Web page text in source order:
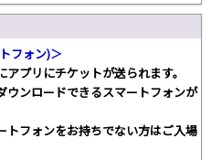
フォン)＞
プリにチケットが送られます。
ンロードできるスマートフォンが
トフォンをお持ちでない方はご入場